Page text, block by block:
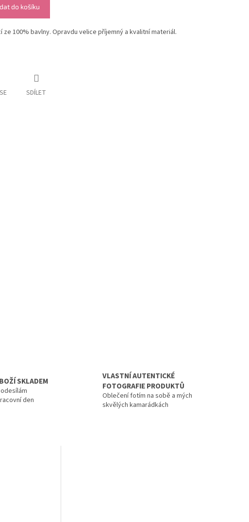
do košíku
ze 100% bavlny. Opravdu velice příjemný a kvalitní materiál.
SDÍLET
SKLADEM
den
VLASTNÍ AUTENTICKÉ
FOTOGRAFIE PRODUKTŮ
Oblečení fotím na sobě a mých
skvělých kamarádkách